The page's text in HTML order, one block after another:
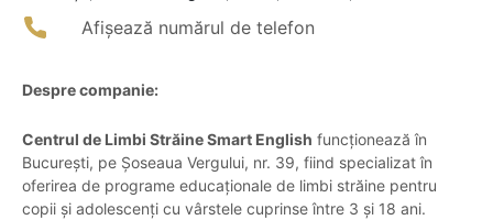
Afișează numărul de telefon
Despre companie:
Centrul de Limbi Străine Smart English funcționează în
București, pe Șoseaua Vergului, nr. 39, fiind specializat în
oferirea de programe educaționale de limbi străine pentru
copii și adolescenți cu vârstele cuprinse între 3 și 18 ani.